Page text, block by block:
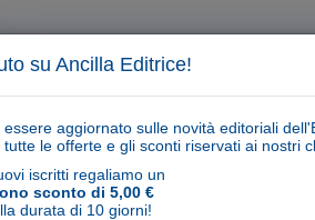
su Ancilla Editrice!
aggiornato sulle novità editoriali
le offerte e gli sconti riservati ai nostri
iscritti regaliamo un
sconto di 5,00 €
durata di 10 giorni!